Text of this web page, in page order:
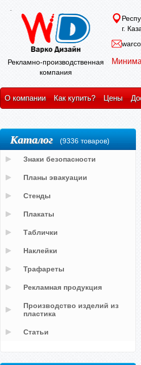
Рекламно-производственная
компания
г.
О компании Как купить? Цены
Каталог (9336 товаров)
Знаки безопасности
Планы эвакуации
Стенды
Плакаты
Таблички
Наклейки
Трафареты
Рекламная продукция
Производство изделий из
пластика
Статьи